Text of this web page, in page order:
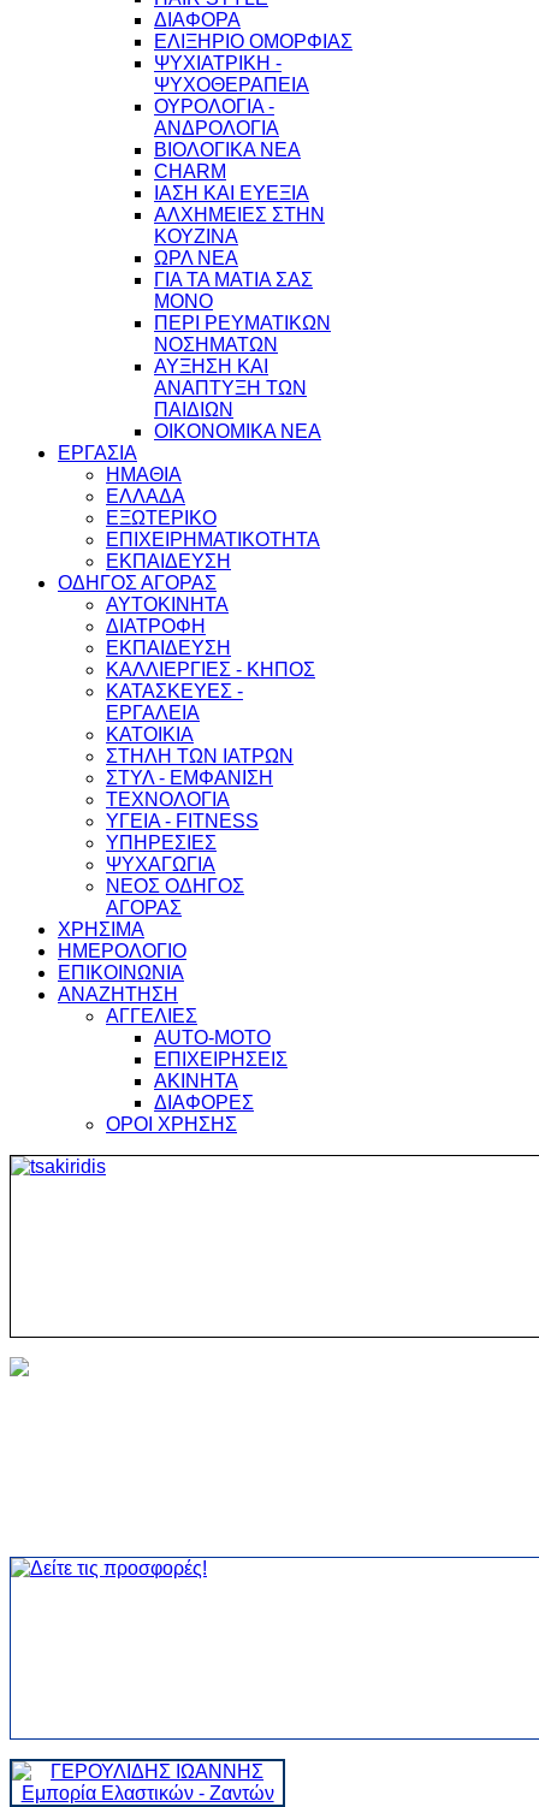
ΔΙΑΦΟΡΑ
ΕΛΙΞΗΡΙΟ ΟΜΟΡΦΙΑΣ
ΨΥΧΙΑΤΡΙΚΗ -
ΨΥΧΟΘΕΡΑΠΕΙΑ
ΟΥΡΟΛΟΓΙΑ -
ΑΝΔΡΟΛΟΓΙΑ
ΒΙΟΛΟΓΙΚΑ ΝΕΑ
CHARM
ΙΑΣΗ ΚΑΙ ΕΥΕΞΙΑ
ΑΛΧΗΜΕΙΕΣ ΣΤΗΝ
ΚΟΥΖΙΝΑ
ΩΡΛ ΝEA
ΓΙΑ ΤΑ ΜΑΤΙΑ ΣΑΣ
ΜΟΝΟ
ΠΕΡΙ ΡΕΥΜΑΤΙΚΩΝ
ΝΟΣΗΜΑΤΩΝ
ΑΥΞΗΣΗ ΚΑΙ
ΑΝΑΠΤΥΞΗ ΤΩΝ
ΠΑΙΔΙΩΝ
ΟΙΚΟΝΟΜΙΚΑ ΝΕΑ
ΕΡΓΑΣΙΑ
ΗΜΑΘΙΑ
ΕΛΛΑΔΑ
ΕΞΩΤΕΡΙΚΟ
ΕΠΙΧΕΙΡΗΜΑΤΙΚΟΤΗΤΑ
ΕΚΠΑΙΔΕΥΣΗ
ΟΔΗΓΟΣ ΑΓΟΡΑΣ
ΑΥΤΟΚΙΝΗΤΑ
ΔΙΑΤΡΟΦΗ
ΕΚΠΑΙΔΕΥΣΗ
ΚΑΛΛΙΕΡΓΙΕΣ - ΚΗΠΟΣ
ΚΑΤΑΣΚΕΥΕΣ -
ΕΡΓΑΛΕΙΑ
ΚΑΤΟΙΚΙΑ
ΣΤΗΛΗ ΤΩΝ ΙΑΤΡΩΝ
ΣΤΥΛ - ΕΜΦΑΝΙΣΗ
ΤΕΧΝΟΛΟΓΙΑ
ΥΓΕΙΑ - FITNESS
ΥΠΗΡΕΣΙΕΣ
ΨΥΧΑΓΩΓΙΑ
ΝΕΟΣ ΟΔΗΓΟΣ
ΑΓΟΡΑΣ
ΧΡΗΣΙΜΑ
ΗΜΕΡΟΛΟΓΙΟ
ΕΠΙΚΟΙΝΩΝΙΑ
ΑΝΑΖΗΤΗΣΗ
ΑΓΓΕΛΙΕΣ
AUTO-MOTO
ΕΠΙΧΕΙΡΗΣΕΙΣ
ΑΚΙΝΗΤΑ
ΔΙΑΦΟΡΕΣ
ΟΡΟΙ ΧΡΗΣΗΣ